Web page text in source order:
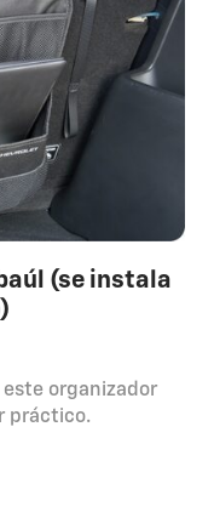
(se instala
organizador
práctico.